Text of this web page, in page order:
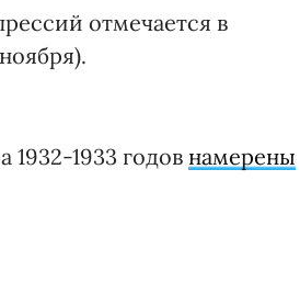
отмечается в
1933 годов намерены